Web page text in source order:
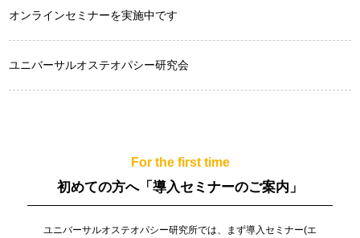
オンラインセミナーを実施中です
ユニバーサルオステオパシー研究会
For the first time
初めての方へ「導入セミナーのご案内」
ユニバーサルオステオパシー研究所では、まず導入セミナー(エ